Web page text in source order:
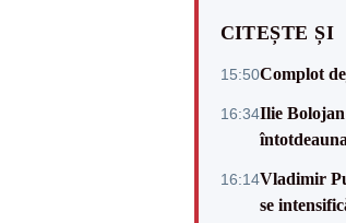
CITEȘTE ȘI
15:50Complot
16:34Ilie Bolojan
16:14Vladimir
se